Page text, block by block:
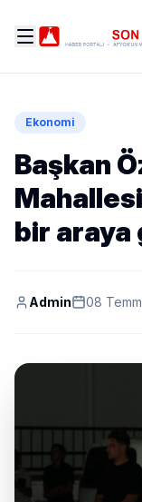
Ekonomi
Başkan
bir araya
Admin 08